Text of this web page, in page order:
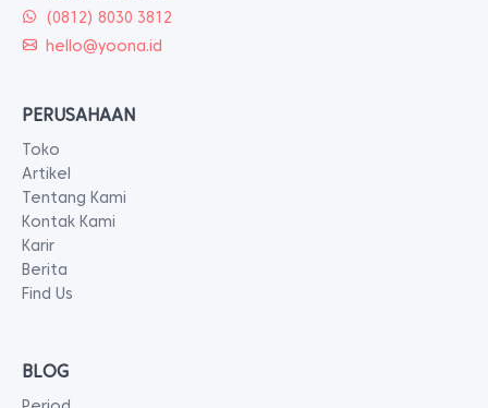
(0812) 8030 3812
hello@yoona.id
PERUSAHAAN
Toko
Artikel
Tentang Kami
Kontak Kami
Karir
Berita
Find Us
BLOG